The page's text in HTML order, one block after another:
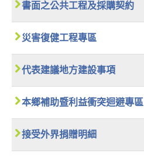
書面之公共工程及採購契約
災害復健工程專區
代表建議地方建設事項
本鄉補助暨利益衝突迴避專區
接受外界捐贈明細